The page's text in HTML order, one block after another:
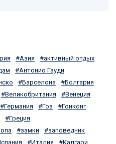
Азия
активный отдых
Антонио Гауди
Барселона
Болгария
Великобритания
Венеция
Германия Гоа
Гонконг
Греция
замки
заповедник
Италия
Калгари